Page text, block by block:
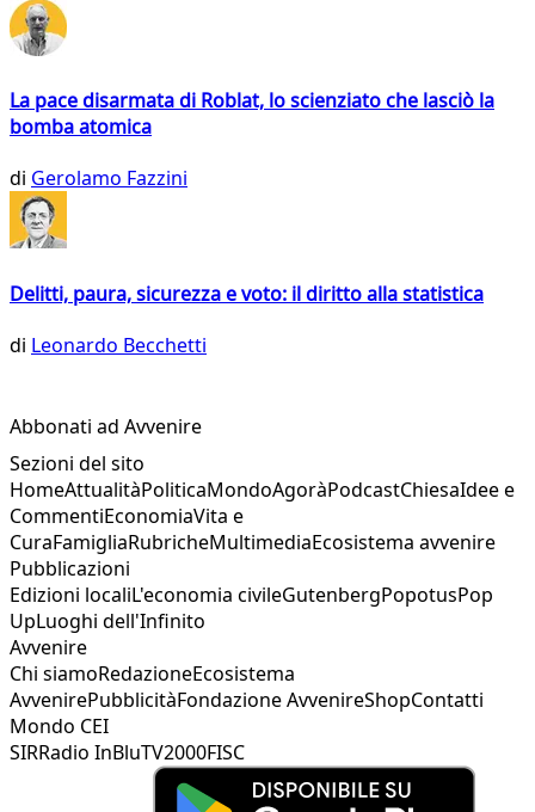
La pace disarmata di Roblat, lo scienziato che lasciò la
bomba atomica
di Gerolamo Fazzini
Delitti, paura, sicurezza e voto: il diritto alla statistica
di Leonardo Becchetti
Abbonati ad Avvenire
Sezioni del sito
HomeAttualitàPoliticaMondoAgoràPodcastChiesaIdee e
CommentiEconomiaVita e
CuraFamigliaRubricheMultimediaEcosistema avvenire
Pubblicazioni
Edizioni localiL'economia civileGutenbergPopotusPop
UpLuoghi dell'Infinito
Avvenire
Chi siamoRedazioneEcosistema
AvvenirePubblicitàFondazione AvvenireShopContatti
Mondo CEI
SIRRadio InBluTV2000FISC